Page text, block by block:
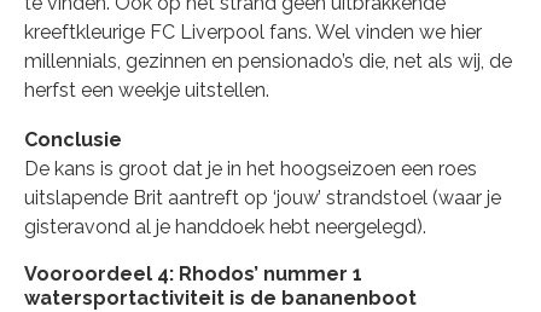
kreeftkleurige FC Liverpool fans. Wel vinden we hier
millennials, gezinnen en pensionado’s die, net als wij, de
herfst een weekje uitstellen.
Conclusie
De kans is groot dat je in het hoogseizoen een roes
uitslapende Brit aantreft op ‘jouw’ strandstoel (waar je
gisteravond al je handdoek hebt neergelegd).
Vooroordeel 4: Rhodos’ nummer 1
watersportactiviteit is de bananenboot